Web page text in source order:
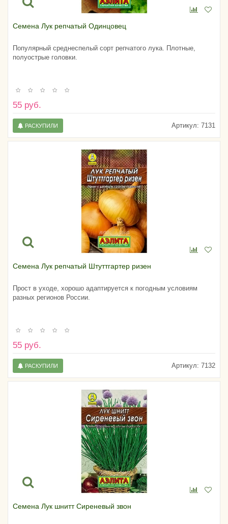
Семена Лук репчатый Одинцовец
Популярный среднеспелый сорт репчатого лука. Плотные,
полуострые головки.
55 руб.
Артикул: 7131
РАСКУПИЛИ
Семена Лук репчатый Штуттгартер ризен
Прост в уходе, хорошо адаптируется к погодным условиям
разных регионов России.
55 руб.
Артикул: 7132
РАСКУПИЛИ
Семена Лук шнитт Сиреневый звон